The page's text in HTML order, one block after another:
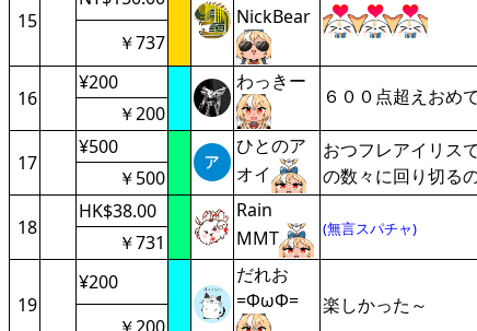
15
NickBear
￥737
16
¥200 わっきー
６００点超えおめ
￥200
17
¥500
ひとのア
オイ
おつフレアイリス
の数々に回り切る
￥500
18
HK$38.00
Rain
MMT
(無言スパチャ)
￥731
19
¥200
だれお
=ΦωΦ=
楽しかった～